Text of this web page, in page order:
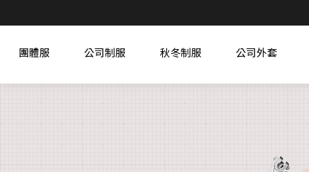
團體服 公司制服 秋冬制服 公司外套